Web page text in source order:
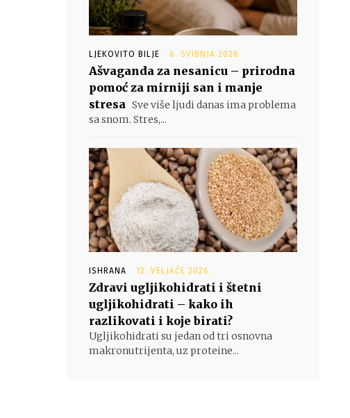
LJEKOVITO BILJE 6. SVIBNJA 2026.
Ašvaganda za nesanicu – prirodna
pomoć za mirniji san i manje
stresa Sve više ljudi danas ima problema
sa snom. Stres,...
ISHRANA 12. VELJAČE 2026.
Zdravi ugljikohidrati i štetni
ugljikohidrati – kako ih
razlikovati i koje birati?
Ugljikohidrati su jedan od tri osnovna
makronutrijenta, uz proteine...